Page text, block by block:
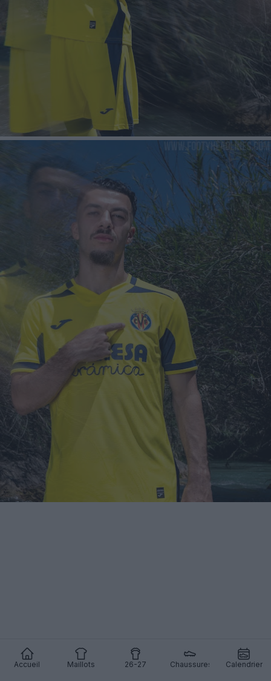
Accueil Maillots 26-27 Chaussures Calendrier